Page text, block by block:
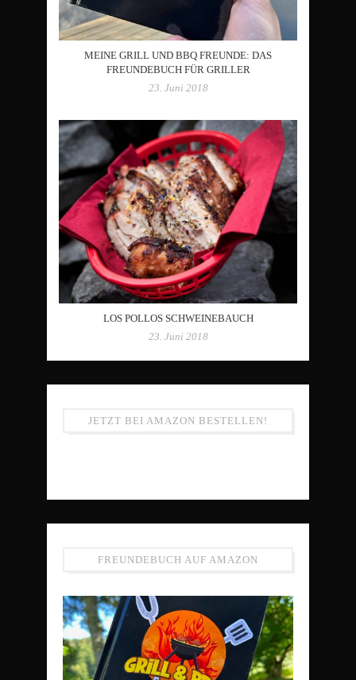
MEINE GRILL UND BBQ FREUNDE: DAS
FREUNDEBUCH FÜR GRILLER
23. Juni 2018
LOS POLLOS SCHWEINEBAUCH
23. Juni 2018
JETZT BEI AMAZON BESTELLEN!
FREUNDEBUCH AUF AMAZON